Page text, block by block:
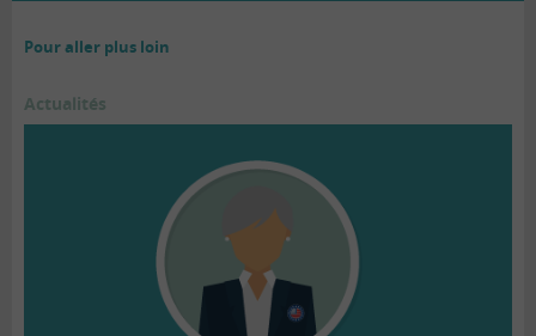
Pour aller plus loin
Actualités